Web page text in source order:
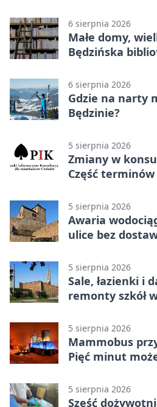
6 sierpnia 2026
Małe domy,
Będzińska
6 sierpnia 2026
Gdzie na narty
Będzinie?
5 sierpnia 2026
Zmiany w
Część terminów
5 sierpnia 2026
Awaria
ulice bez
5 sierpnia 2026
Sale, łazienki i
remonty szkół
5 sierpnia 2026
Mammobus
Pięć minut
5 sierpnia 2026
Sześć